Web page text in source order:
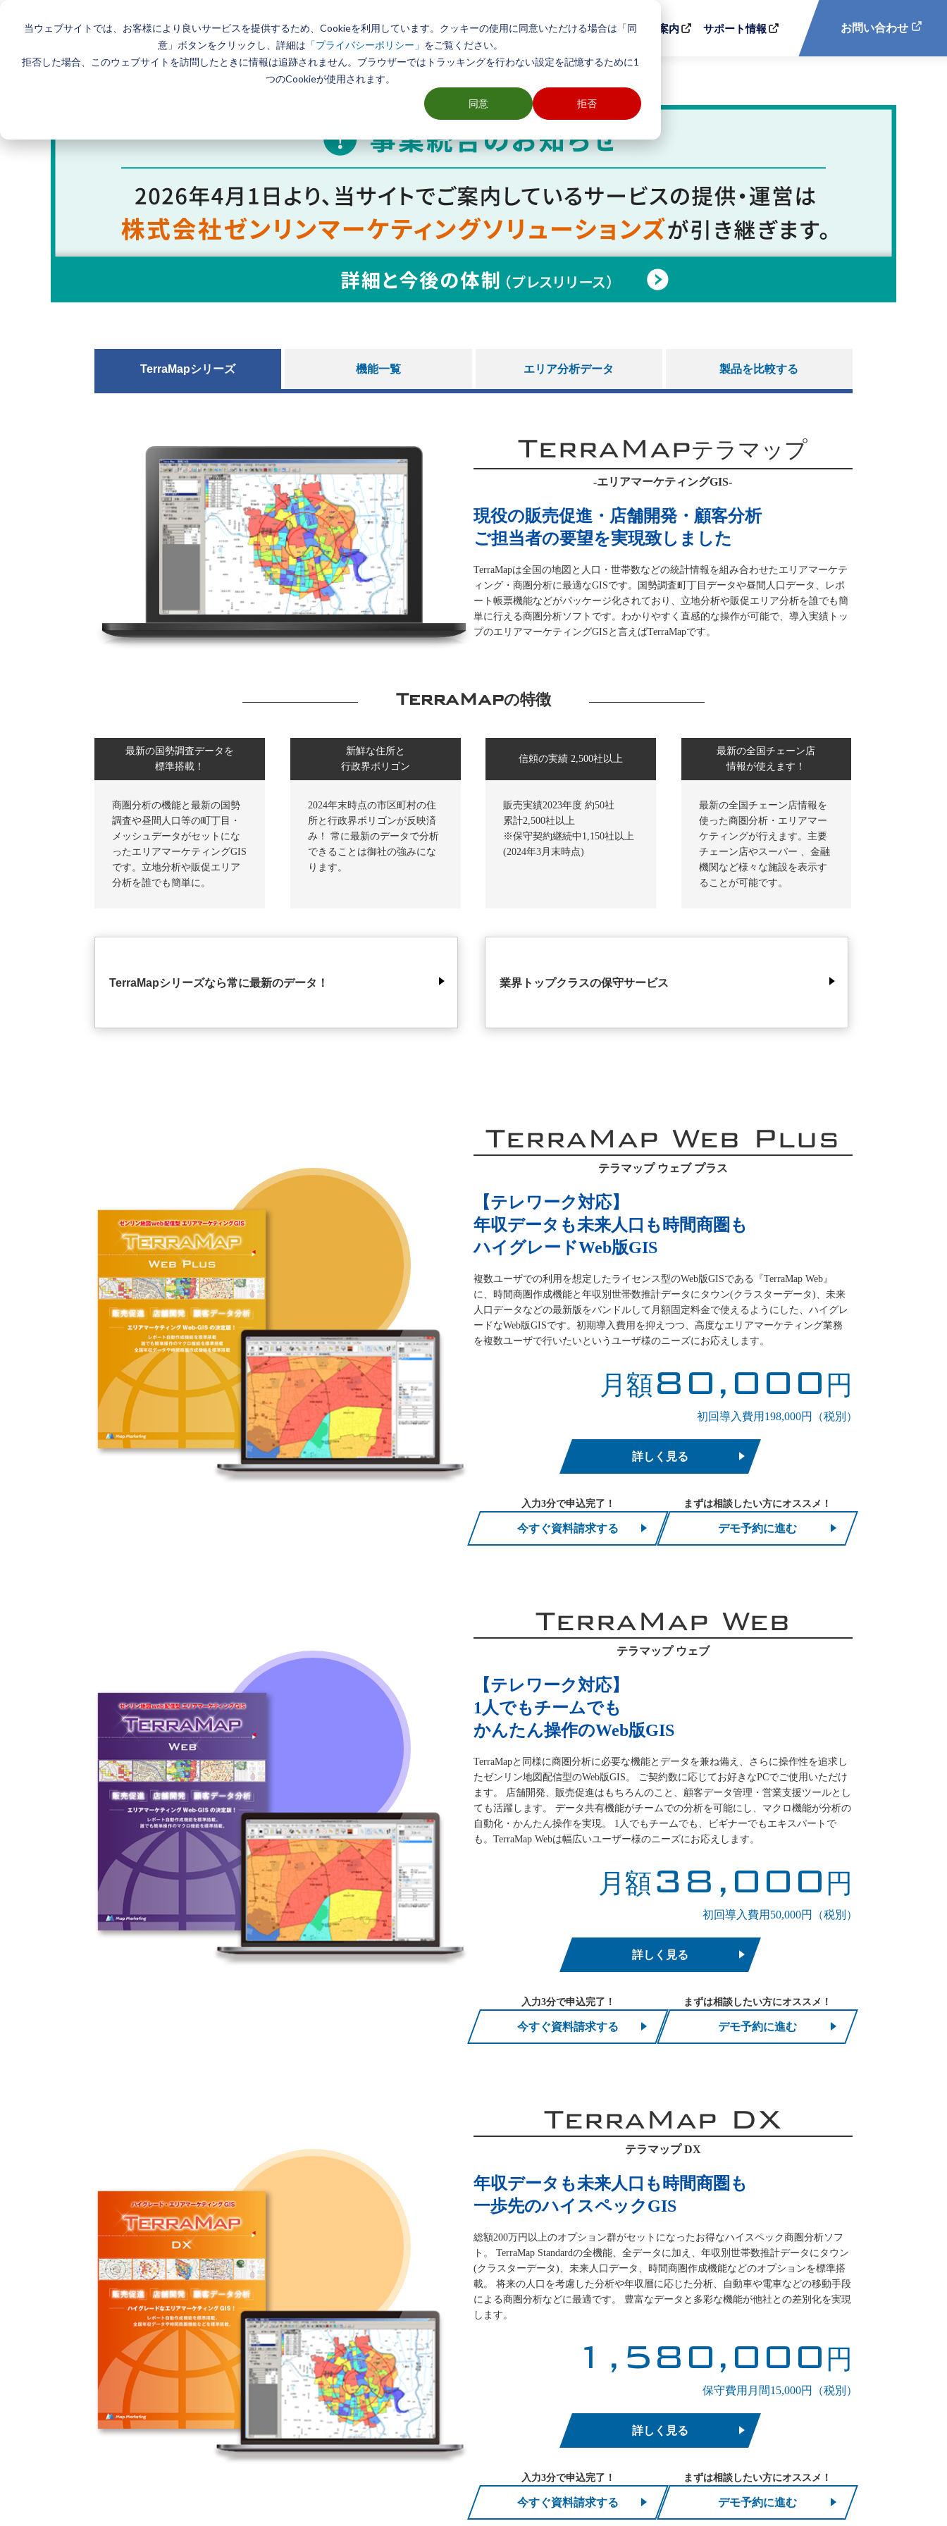
当ウェブサイトでは、お客様により良いサービスを提供するため、Cookieを利用しています。クッキーの使用に同意いただける場合は「同
意」ボタンをクリックし、詳細は 「プライバシーポリシー」 をご覧ください。
拒否した場合、このウェブサイトを訪問したときに情報は追跡されません。ブラウザーではトラッキングを行わない設定を記憶するために1
つのCookieが使用されます。
同意 拒否
初めての方へ 製品とサービス 導入事例 活用方法 会社案内 サポート情報 お問い合わせ
エリアマーケティングGISソフト TerraMapシリーズ
TerraMapシリーズ 機能一覧 エリア分析データ 製品を比較する
TerraMapテラマップ
-エリアマーケティングGIS-
現役の販売促進・店舗開発・顧客分析
ご担当者の要望を実現致しました
TerraMapは全国の地図と人口・世帯数などの統計情報を組み合わせたエリアマーケテ
ィング・商圏分析に最適なGISです。国勢調査町丁目データや昼間人口データ、レポ
ート帳票機能などがパッケージ化されており、立地分析や販促エリア分析を誰でも簡
単に行える商圏分析ソフトです。わかりやすく直感的な操作が可能で、導入実績トッ
プのエリアマーケティングGISと言えばTerraMapです。
TerraMapの特徴
最新の国勢調査データを
標準搭載！
商圏分析の機能と最新の国勢
調査や昼間人口等の町丁目・
メッシュデータがセットにな
ったエリアマーケティングGIS
です。立地分析や販促エリア
分析を誰でも簡単に。
新鮮な住所と
行政界ポリゴン
2024年末時点の市区町村の住
所と行政界ポリゴンが反映済
み！ 常に最新のデータで分析
できることは御社の強みにな
ります。
信頼の実績 2,500社以上
販売実績2023年度 約50社
累計2,500社以上
※保守契約継続中1,150社以上
(2024年3月末時点)
最新の全国チェーン店
情報が使えます！
最新の全国チェーン店情報を
使った商圏分析・エリアマー
ケティングが行えます。主要
チェーン店やスーパー 、金融
機関など様々な施設を表示す
ることが可能です。
TerraMapシリーズなら常に最新のデータ！ 業界トップクラスの保守サービス
TerraMap Web Plus
テラマップ ウェブ プラス
【テレワーク対応】
年収データも未来人口も時間商圏も
ハイグレードWeb版GIS
複数ユーザでの利用を想定したライセンス型のWeb版GISである『TerraMap Web』
に、時間商圏作成機能と年収別世帯数推計データにタウン(クラスターデータ)、未来
人口データなどの最新版をバンドルして月額固定料金で使えるようにした、ハイグレ
ードなWeb版GISです。初期導入費用を抑えつつ、高度なエリアマーケティング業務
を複数ユーザで行いたいというユーザ様のニーズにお応えします。
月額80,000 円
初回導入費用198,000円（税別）
詳しく見る
入力3分で申込完了！
今すぐ資料請求する
まずは相談したい方にオススメ！
デモ予約に進む
TerraMap Web
テラマップ ウェブ
【テレワーク対応】
1人でもチームでも
かんたん操作のWeb版GIS
TerraMapと同様に商圏分析に必要な機能とデータを兼ね備え、さらに操作性を追求し
たゼンリン地図配信型のWeb版GIS。 ご契約数に応じてお好きなPCでご使用いただけ
ます。 店舗開発、販売促進はもちろんのこと、顧客データ管理・営業支援ツールとし
ても活躍します。 データ共有機能がチームでの分析を可能にし、マクロ機能が分析の
自動化・かんたん操作を実現。 1人でもチームでも、ビギナーでもエキスパートで
も。TerraMap Webは幅広いユーザー様のニーズにお応えします。
月額38,000 円
初回導入費用50,000円（税別）
詳しく見る
入力3分で申込完了！
今すぐ資料請求する
まずは相談したい方にオススメ！
デモ予約に進む
TerraMap DX
テラマップ DX
年収データも未来人口も時間商圏も
一歩先のハイスペックGIS
総額200万円以上のオプション群がセットになったお得なハイスペック商圏分析ソフ
ト。 TerraMap Standardの全機能、全データに加え、年収別世帯数推計データにタウン
(クラスターデータ)、未来人口データ、時間商圏作成機能などのオプションを標準搭
載。 将来の人口を考慮した分析や年収層に応じた分析、自動車や電車などの移動手段
による商圏分析などに最適です。 豊富なデータと多彩な機能が他社との差別化を実現
します。
1,580,000 円
保守費用月間15,000円（税別）
詳しく見る
入力3分で申込完了！
今すぐ資料請求する
まずは相談したい方にオススメ！
デモ予約に進む